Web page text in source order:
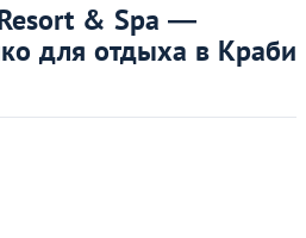
& Spa —
для отдыха в Краби